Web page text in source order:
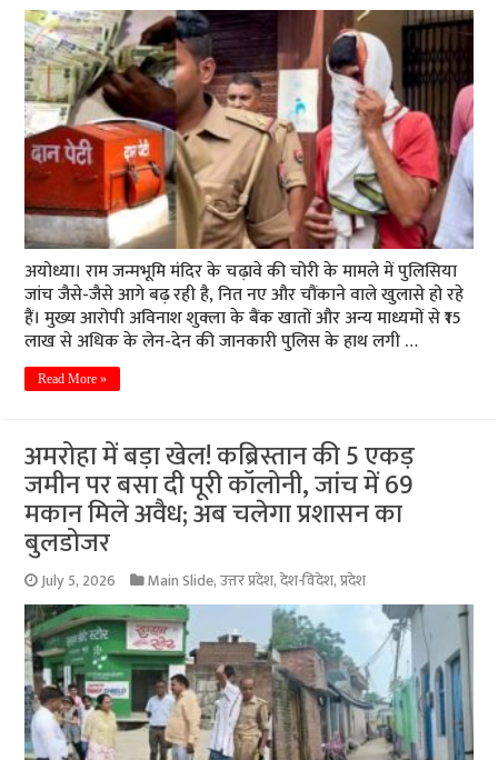
अयोध्या। राम जन्मभूमि मंदिर के चढ़ावे की चोरी के मामले में पुलिसिया
जांच जैसे-जैसे आगे बढ़ रही है, नित नए और चौंकाने वाले खुलासे हो रहे
हैं। मुख्य आरोपी अविनाश शुक्ला के बैंक खातों और अन्य माध्यमों से ₹15
लाख से अधिक के लेन-देन की जानकारी पुलिस के हाथ लगी …
Read More »
अमरोहा में बड़ा खेल! कब्रिस्तान की 5 एकड़
जमीन पर बसा दी पूरी कॉलोनी, जांच में 69
मकान मिले अवैध; अब चलेगा प्रशासन का
बुलडोजर
July 5, 2026 Main Slide,उत्तर प्रदेश,देश-विदेश,प्रदेश